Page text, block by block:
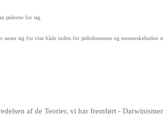
jøderne for sig.
sig for vise både inden for jødedommen og menneskeheden
af de Teorier, vi har fremført -